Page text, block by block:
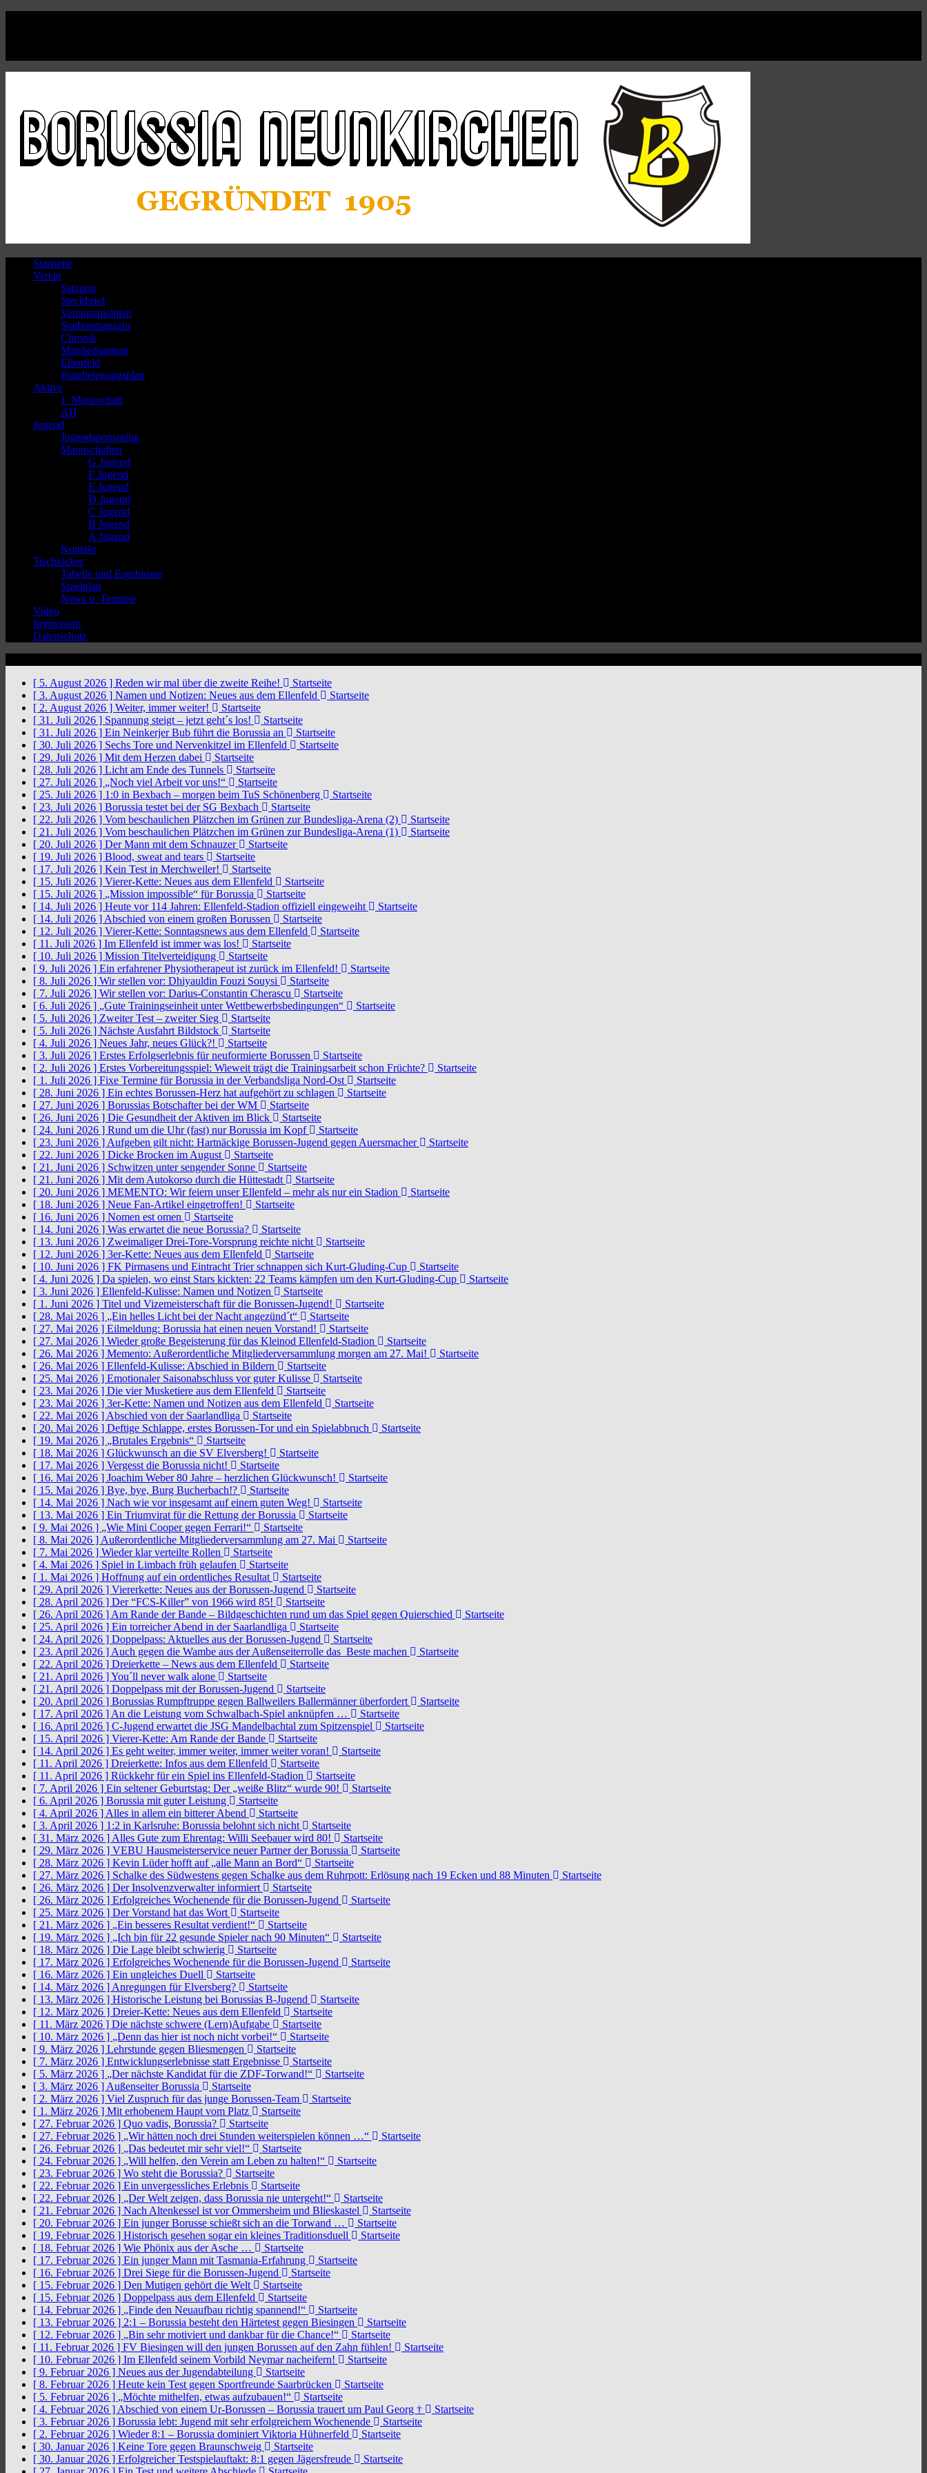
Startseite
Verein
Satzung
Steckbrief
Vereinsspielplan
Stadionmagazin
Chronik
Mitgliedsantrag
Ellenfeld
Platzbelegungsplan
Aktive
1. Mannschaft
AH
Jugend
Jugendsponsoring
Mannschaften
G Jugend
F Jugend
E Jugend
D Jugend
C Jugend
B Jugend
A Jugend
Kontakt
Tischkicker
Tabelle und Ergebnisse
Spielplan
News u. Termine
Video
Impressum
Datenschutz
[ 5. August 2026 ] Reden wir mal über die zweite Reihe!
Startseite
[ 3. August 2026 ] Namen und Notizen: Neues aus dem Ellenfeld
Startseite
[ 2. August 2026 ] Weiter, immer weiter!
Startseite
[ 31. Juli 2026 ] Spannung steigt – jetzt geht´s los!
Startseite
[ 31. Juli 2026 ] Ein Neinkerjer Bub führt die Borussia an
Startseite
[ 30. Juli 2026 ] Sechs Tore und Nervenkitzel im Ellenfeld
Startseite
[ 29. Juli 2026 ] Mit dem Herzen dabei
Startseite
[ 28. Juli 2026 ] Licht am Ende des Tunnels
Startseite
[ 27. Juli 2026 ] „Noch viel Arbeit vor uns!“
Startseite
[ 25. Juli 2026 ] 1:0 in Bexbach – morgen beim TuS Schönenberg
Startseite
[ 23. Juli 2026 ] Borussia testet bei der SG Bexbach
Startseite
[ 22. Juli 2026 ] Vom beschaulichen Plätzchen im Grünen zur Bundesliga-Arena (2)
Startseite
[ 21. Juli 2026 ] Vom beschaulichen Plätzchen im Grünen zur Bundesliga-Arena (1)
Startseite
[ 20. Juli 2026 ] Der Mann mit dem Schnauzer
Startseite
[ 19. Juli 2026 ] Blood, sweat and tears
Startseite
[ 17. Juli 2026 ] Kein Test in Merchweiler!
Startseite
[ 15. Juli 2026 ] Vierer-Kette: Neues aus dem Ellenfeld
Startseite
[ 15. Juli 2026 ] „Mission impossible“ für Borussia
Startseite
[ 14. Juli 2026 ] Heute vor 114 Jahren: Ellenfeld-Stadion offiziell eingeweiht
Startseite
[ 14. Juli 2026 ] Abschied von einem großen Borussen
Startseite
[ 12. Juli 2026 ] Vierer-Kette: Sonntagsnews aus dem Ellenfeld
Startseite
[ 11. Juli 2026 ] Im Ellenfeld ist immer was los!
Startseite
[ 10. Juli 2026 ] Mission Titelverteidigung
Startseite
[ 9. Juli 2026 ] Ein erfahrener Physiotherapeut ist zurück im Ellenfeld!
Startseite
[ 8. Juli 2026 ] Wir stellen vor: Dhiyauldin Fouzi Souysi
Startseite
[ 7. Juli 2026 ] Wir stellen vor: Darius-Constantin Cherascu
Startseite
[ 6. Juli 2026 ] „Gute Trainingseinheit unter Wettbewerbsbedingungen“
Startseite
[ 5. Juli 2026 ] Zweiter Test – zweiter Sieg
Startseite
[ 5. Juli 2026 ] Nächste Ausfahrt Bildstock
Startseite
[ 4. Juli 2026 ] Neues Jahr, neues Glück?!
Startseite
[ 3. Juli 2026 ] Erstes Erfolgserlebnis für neuformierte Borussen
Startseite
[ 2. Juli 2026 ] Erstes Vorbereitungsspiel: Wieweit trägt die Trainingsarbeit schon Früchte?
Startseite
[ 1. Juli 2026 ] Fixe Termine für Borussia in der Verbandsliga Nord-Ost
Startseite
[ 28. Juni 2026 ] Ein echtes Borussen-Herz hat aufgehört zu schlagen
Startseite
[ 27. Juni 2026 ] Borussias Botschafter bei der WM
Startseite
[ 26. Juni 2026 ] Die Gesundheit der Aktiven im Blick
Startseite
[ 24. Juni 2026 ] Rund um die Uhr (fast) nur Borussia im Kopf
Startseite
[ 23. Juni 2026 ] Aufgeben gilt nicht: Hartnäckige Borussen-Jugend gegen Auersmacher
Startseite
[ 22. Juni 2026 ] Dicke Brocken im August
Startseite
[ 21. Juni 2026 ] Schwitzen unter sengender Sonne
Startseite
[ 21. Juni 2026 ] Mit dem Autokorso durch die Hüttestadt
Startseite
[ 20. Juni 2026 ] MEMENTO: Wir feiern unser Ellenfeld – mehr als nur ein Stadion
Startseite
[ 18. Juni 2026 ] Neue Fan-Artikel eingetroffen!
Startseite
[ 16. Juni 2026 ] Nomen est omen
Startseite
[ 14. Juni 2026 ] Was erwartet die neue Borussia?
Startseite
[ 13. Juni 2026 ] Zweimaliger Drei-Tore-Vorsprung reichte nicht
Startseite
[ 12. Juni 2026 ] 3er-Kette: Neues aus dem Ellenfeld
Startseite
[ 10. Juni 2026 ] FK Pirmasens und Eintracht Trier schnappen sich Kurt-Gluding-Cup
Startseite
[ 4. Juni 2026 ] Da spielen, wo einst Stars kickten: 22 Teams kämpfen um den Kurt-Gluding-Cup
Startseite
[ 3. Juni 2026 ] Ellenfeld-Kulisse: Namen und Notizen
Startseite
[ 1. Juni 2026 ] Titel und Vizemeisterschaft für die Borussen-Jugend!
Startseite
[ 28. Mai 2026 ] „Ein helles Licht bei der Nacht angezünd´t“
Startseite
[ 27. Mai 2026 ] Eilmeldung: Borussia hat einen neuen Vorstand!
Startseite
[ 27. Mai 2026 ] Wieder große Begeisterung für das Kleinod Ellenfeld-Stadion
Startseite
[ 26. Mai 2026 ] Memento: Außerordentliche Mitgliederversammlung morgen am 27. Mai!
Startseite
[ 26. Mai 2026 ] Ellenfeld-Kulisse: Abschied in Bildern
Startseite
[ 25. Mai 2026 ] Emotionaler Saisonabschluss vor guter Kulisse
Startseite
[ 23. Mai 2026 ] Die vier Musketiere aus dem Ellenfeld
Startseite
[ 23. Mai 2026 ] 3er-Kette: Namen und Notizen aus dem Ellenfeld
Startseite
[ 22. Mai 2026 ] Abschied von der Saarlandliga
Startseite
[ 20. Mai 2026 ] Deftige Schlappe, erstes Borussen-Tor und ein Spielabbruch
Startseite
[ 19. Mai 2026 ] „Brutales Ergebnis“
Startseite
[ 18. Mai 2026 ] Glückwunsch an die SV Elversberg!
Startseite
[ 17. Mai 2026 ] Vergesst die Borussia nicht!
Startseite
[ 16. Mai 2026 ] Joachim Weber 80 Jahre – herzlichen Glückwunsch!
Startseite
[ 15. Mai 2026 ] Bye, bye, Burg Bucherbach!?
Startseite
[ 14. Mai 2026 ] Nach wie vor insgesamt auf einem guten Weg!
Startseite
[ 13. Mai 2026 ] Ein Triumvirat für die Rettung der Borussia
Startseite
[ 9. Mai 2026 ] „Wie Mini Cooper gegen Ferrari!“
Startseite
[ 8. Mai 2026 ] Außerordentliche Mitgliederversammlung am 27. Mai
Startseite
[ 7. Mai 2026 ] Wieder klar verteilte Rollen
Startseite
[ 4. Mai 2026 ] Spiel in Limbach früh gelaufen
Startseite
[ 1. Mai 2026 ] Hoffnung auf ein ordentliches Resultat
Startseite
[ 29. April 2026 ] Viererkette: Neues aus der Borussen-Jugend
Startseite
[ 28. April 2026 ] Der “FCS-Killer” von 1966 wird 85!
Startseite
[ 26. April 2026 ] Am Rande der Bande – Bildgeschichten rund um das Spiel gegen Quierschied
Startseite
[ 25. April 2026 ] Ein torreicher Abend in der Saarlandliga
Startseite
[ 24. April 2026 ] Doppelpass: Aktuelles aus der Borussen-Jugend
Startseite
[ 23. April 2026 ] Auch gegen die Wambe aus der Außenseiterrolle das Beste machen
Startseite
[ 22. April 2026 ] Dreierkette – News aus dem Ellenfeld
Startseite
[ 21. April 2026 ]You´ll never walk alone
Startseite
[ 21. April 2026 ] Doppelpass mit der Borussen-Jugend
Startseite
[ 20. April 2026 ] Borussias Rumpftruppe gegen Ballweilers Ballermänner überfordert
Startseite
[ 17. April 2026 ] An die Leistung vom Schwalbach-Spiel anknüpfen …
Startseite
[ 16. April 2026 ] C-Jugend erwartet die JSG Mandelbachtal zum Spitzenspiel
Startseite
[ 15. April 2026 ] Vierer-Kette: Am Rande der Bande
Startseite
[ 14. April 2026 ] Es geht weiter, immer weiter, immer weiter voran!
Startseite
[ 11. April 2026 ] Dreierkette: Infos aus dem Ellenfeld
Startseite
[ 11. April 2026 ] Rückkehr für ein Spiel ins Ellenfeld-Stadion
Startseite
[ 7. April 2026 ] Ein seltener Geburtstag: Der „weiße Blitz“ wurde 90!
Startseite
[ 6. April 2026 ] Borussia mit guter Leistung
Startseite
[ 4. April 2026 ] Alles in allem ein bitterer Abend
Startseite
[ 3. April 2026 ] 1:2 in Karlsruhe: Borussia belohnt sich nicht
Startseite
[ 31. März 2026 ] Alles Gute zum Ehrentag: Willi Seebauer wird 80!
Startseite
[ 29. März 2026 ] VEBU Hausmeisterservice neuer Partner der Borussia
Startseite
[ 28. März 2026 ] Kevin Lüder hofft auf „alle Mann an Bord“
Startseite
[ 27. März 2026 ] Schalke des Südwestens gegen Schalke aus dem Ruhrpott: Erlösung nach 19 Ecken und 88 Minuten
Startseite
[ 26. März 2026 ] Der Insolvenzverwalter informiert
Startseite
[ 26. März 2026 ] Erfolgreiches Wochenende für die Borussen-Jugend
Startseite
[ 25. März 2026 ] Der Vorstand hat das Wort
Startseite
[ 21. März 2026 ] „Ein besseres Resultat verdient!“
Startseite
[ 19. März 2026 ] „Ich bin für 22 gesunde Spieler nach 90 Minuten“
Startseite
[ 18. März 2026 ] Die Lage bleibt schwierig
Startseite
[ 17. März 2026 ] Erfolgreiches Wochenende für die Borussen-Jugend
Startseite
[ 16. März 2026 ] Ein ungleiches Duell
Startseite
[ 14. März 2026 ] Anregungen für Elversberg?
Startseite
[ 13. März 2026 ] Historische Leistung bei Borussias B-Jugend
Startseite
[ 12. März 2026 ] Dreier-Kette: Neues aus dem Ellenfeld
Startseite
[ 11. März 2026 ] Die nächste schwere (Lern)Aufgabe
Startseite
[ 10. März 2026 ] „Denn das hier ist noch nicht vorbei!“
Startseite
[ 9. März 2026 ] Lehrstunde gegen Bliesmengen
Startseite
[ 7. März 2026 ] Entwicklungserlebnisse statt Ergebnisse
Startseite
[ 5. März 2026 ] „Der nächste Kandidat für die ZDF-Torwand!“
Startseite
[ 3. März 2026 ] Außenseiter Borussia
Startseite
[ 2. März 2026 ] Viel Zuspruch für das junge Borussen-Team
Startseite
[ 1. März 2026 ] Mit erhobenem Haupt vom Platz
Startseite
[ 27. Februar 2026 ] Quo vadis, Borussia?
Startseite
[ 27. Februar 2026 ] „Wir hätten noch drei Stunden weiterspielen können …“
Startseite
[ 26. Februar 2026 ] „Das bedeutet mir sehr viel!“
Startseite
[ 24. Februar 2026 ] „Will helfen, den Verein am Leben zu halten!“
Startseite
[ 23. Februar 2026 ] Wo steht die Borussia?
Startseite
[ 22. Februar 2026 ] Ein unvergessliches Erlebnis
Startseite
[ 22. Februar 2026 ] „Der Welt zeigen, dass Borussia nie untergeht!“
Startseite
[ 21. Februar 2026 ] Nach Altenkessel ist vor Ommersheim und Blieskastel
Startseite
[ 20. Februar 2026 ] Ein junger Borusse schießt sich an die Torwand …
Startseite
[ 19. Februar 2026 ] Historisch gesehen sogar ein kleines Traditionsduell
Startseite
[ 18. Februar 2026 ] Wie Phönix aus der Asche …
Startseite
[ 17. Februar 2026 ] Ein junger Mann mit Tasmania-Erfahrung
Startseite
[ 16. Februar 2026 ] Drei Siege für die Borussen-Jugend
Startseite
[ 15. Februar 2026 ] Den Mutigen gehört die Welt
Startseite
[ 15. Februar 2026 ] Doppelpass aus dem Ellenfeld
Startseite
[ 14. Februar 2026 ] „Finde den Neuaufbau richtig spannend!“
Startseite
[ 13. Februar 2026 ] 2:1 – Borussia besteht den Härtetest gegen Biesingen
Startseite
[ 12. Februar 2026 ] „Bin sehr motiviert und dankbar für die Chance!“
Startseite
[ 11. Februar 2026 ] FV Biesingen will den jungen Borussen auf den Zahn fühlen!
Startseite
[ 10. Februar 2026 ] Im Ellenfeld seinem Vorbild Neymar nacheifern!
Startseite
[ 9. Februar 2026 ] Neues aus der Jugendabteilung
Startseite
[ 8. Februar 2026 ] Heute kein Test gegen Sportfreunde Saarbrücken
Startseite
[ 5. Februar 2026 ] „Möchte mithelfen, etwas aufzubauen!“
Startseite
[ 4. Februar 2026 ] Abschied von einem Ur-Borussen – Borussia trauert um Paul Georg †
Startseite
[ 3. Februar 2026 ] Borussia lebt: Jugend mit sehr erfolgreichem Wochenende
Startseite
[ 2. Februar 2026 ] Wieder 8:1 – Borussia dominiert Viktoria Hühnerfeld
Startseite
[ 30. Januar 2026 ] Keine Tore gegen Braunschweig
Startseite
[ 30. Januar 2026 ] Erfolgreicher Testspielauftakt: 8:1 gegen Jägersfreude
Startseite